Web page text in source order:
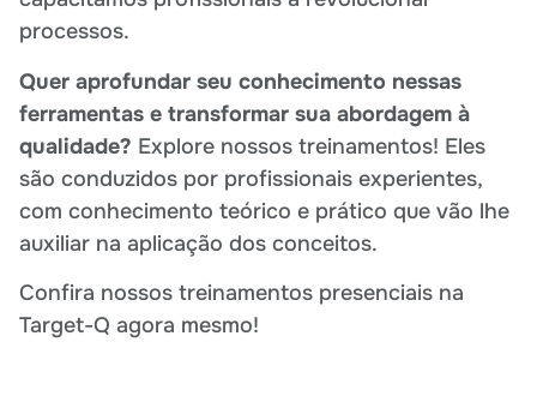
processos.
Quer aprofundar seu conhecimento nessas
ferramentas e transformar sua abordagem à
qualidade? Explore nossos treinamentos! Eles
são conduzidos por profissionais experientes,
com conhecimento teórico e prático que vão lhe
auxiliar na aplicação dos conceitos.
Confira nossos treinamentos presenciais na
Target-Q agora mesmo!